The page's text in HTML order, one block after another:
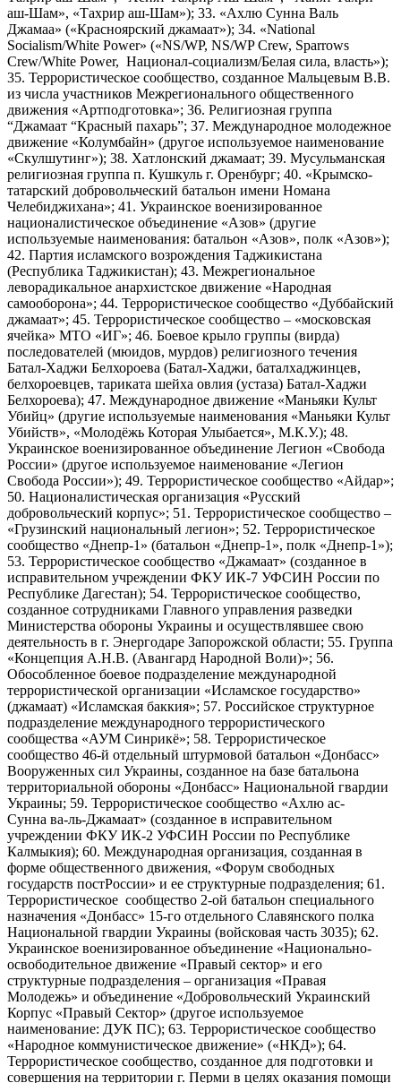
аш-Шам», «Тахрир аш-Шам»); 33. «Ахлю Сунна Валь
Джамаа» («Красноярский джамаат»); 34. «National
Socialism/White Power» («NS/WP, NS/WP Crew, Sparrows
Crew/White Power, Национал-социализм/Белая сила, власть»);
35. Террористическое сообщество, созданное Мальцевым В.В.
из числа участников Межрегионального общественного
движения «Артподготовка»; 36. Религиозная группа
“Джамаат “Красный пахарь”; 37. Международное молодежное
движение «Колумбайн» (другое используемое наименование
«Скулшутинг»); 38. Хатлонский джамаат; 39. Мусульманская
религиозная группа п. Кушкуль г. Оренбург; 40. «Крымско-
татарский добровольческий батальон имени Номана
Челебиджихана»; 41. Украинское военизированное
националистическое объединение «Азов» (другие
используемые наименования: батальон «Азов», полк «Азов»);
42. Партия исламского возрождения Таджикистана
(Республика Таджикистан); 43. Межрегиональное
леворадикальное анархистское движение «Народная
самооборона»; 44. Террористическое сообщество «Дуббайский
джамаат»; 45. Террористическое сообщество – «московская
ячейка» МТО «ИГ»; 46. Боевое крыло группы (вирда)
последователей (мюидов, мурдов) религиозного течения
Батал-Хаджи Белхороева (Батал-Хаджи, баталхаджинцев,
белхороевцев, тариката шейха овлия (устаза) Батал-Хаджи
Белхороева); 47. Международное движение «Маньяки Культ
Убийц» (другие используемые наименования «Маньяки Культ
Убийств», «Молодёжь Которая Улыбается», М.К.У.); 48.
Украинское военизированное объединение Легион «Свобода
России» (другое используемое наименование «Легион
Свобода России»); 49. Террористическое сообщество «Айдар»;
50. Националистическая организация «Русский
добровольческий корпус»; 51. Террористическое сообщество –
«Грузинский национальный легион»; 52. Террористическое
сообщество «Днепр-1» (батальон «Днепр-1», полк «Днепр-1»);
53. Террористическое сообщество «Джамаат» (созданное в
исправительном учреждении ФКУ ИК-7 УФСИН России по
Республике Дагестан); 54. Террористическое сообщество,
созданное сотрудниками Главного управления разведки
Министерства обороны Украины и осуществлявшее свою
деятельность в г. Энергодаре Запорожской области; 55. Группа
«Концепция А.Н.В. (Авангард Народной Воли)»; 56.
Обособленное боевое подразделение международной
террористической организации «Исламское государство»
(джамаат) «Исламская баккия»; 57. Российское структурное
подразделение международного террористического
сообщества «АУМ Синрикё»; 58. Террористическое
сообщество 46-й отдельный штурмовой батальон «Донбасс»
Вооруженных сил Украины, созданное на базе батальона
территориальной обороны «Донбасс» Национальной гвардии
Украины; 59. Террористическое сообщество «Ахлю ас-
Сунна ва-ль-Джамаат» (созданное в исправительном
учреждении ФКУ ИК-2 УФСИН России по Республике
Калмыкия); 60. Международная организация, созданная в
форме общественного движения, «Форум свободных
государств постРоссии» и ее структурные подразделения; 61.
Террористическое сообщество 2-ой батальон специального
назначения «Донбасс» 15-го отдельного Славянского полка
Национальной гвардии Украины (войсковая часть 3035); 62.
Украинское военизированное объединение «Национально-
освободительное движение «Правый сектор» и его
структурные подразделения – организация «Правая
Молодежь» и объединение «Добровольческий Украинский
Корпус «Правый Сектор» (другое используемое
наименование: ДУК ПС); 63. Террористическое сообщество
«Народное коммунистическое движение» («НКД»); 64.
Террористическое сообщество, созданное для подготовки и
совершения на территории г. Перми в целях оказания помощи